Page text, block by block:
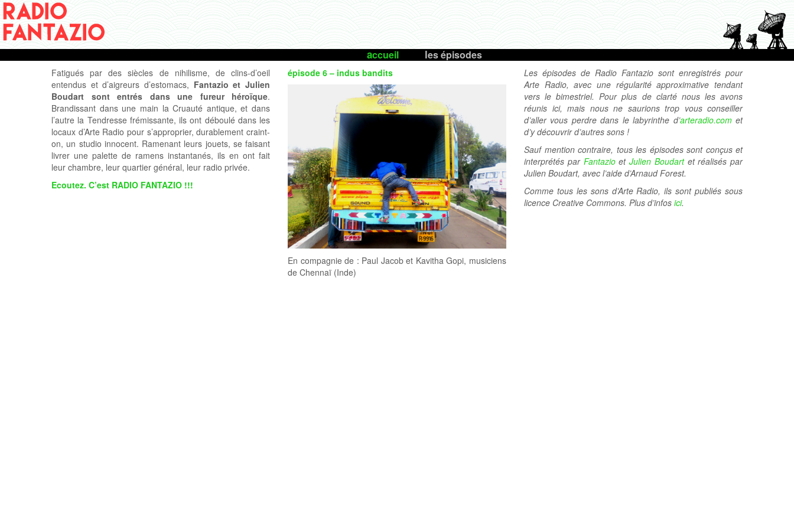
accueil les épisodes
Fatigués par des siècles de nihilisme, de clins-d’oeil
entendus et d’aigreurs d’estomacs, Fantazio etJulien
Boudart sont entrés dans une fureur héroïque.
Brandissant dans une main la Cruauté antique, et dans
l’autre la Tendresse frémissante, ils ont déboulé dans les
locaux d’Arte Radio pour s’approprier, durablement craint-
on, un studio innocent. Ramenant leurs jouets, se faisant
livrer une palette de ramens instantanés, ils en ont fait
leur chambre, leur quartier général, leur radio privée.
Ecoutez. C’est RADIO FANTAZIO !!!
épisode 6 – indus bandits
En compagnie de : Paul Jacob et Kavitha Gopi, musiciens
de Chennaï (Inde)
Les épisodes de Radio Fantazio sont enregistrés pour
Arte Radio, avec une régularité approximative tendant
vers le bimestriel. Pour plus de clarté nous les avons
réunis ici, mais nous ne saurions trop vous conseiller
d’aller vous perdre dans le labyrinthe d’arteradio.comet
d’y découvrir d’autres sons !
Sauf mention contraire, tous les épisodes sont conçus et
interprétés par Fantazioet Julien Boudartet réalisés par
Julien Boudart, avec l’aide d’Arnaud Forest.
Comme tous les sons d’Arte Radio, ils sont publiés sous
licence Creative Commons. Plus d’infos ici.